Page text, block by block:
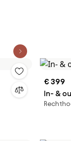
€ 399
In- &